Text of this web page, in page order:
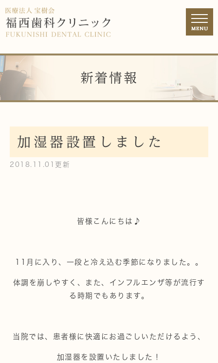
新着情報
加湿器設置しました
2018.11.01更新
皆様こんにちは♪
11月に入り、一段と冷え込む季節になりました。。
体調を崩しやすく、また、インフルエンザ等が流行す
る時期でもあります。
当院では、患者様に快適にお過ごしいただけるよう、
加湿器を設置いたしました！